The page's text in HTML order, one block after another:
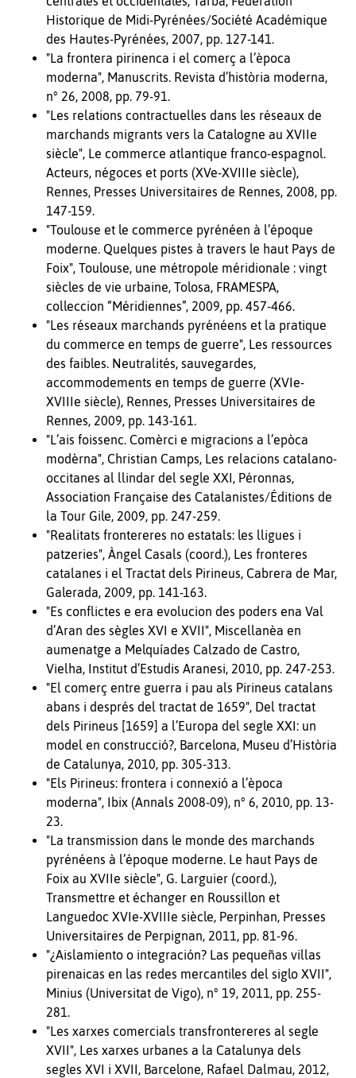
Historique de Midi-Pyrénées/Société Académique
des Hautes-Pyrénées, 2007, pp. 127-141.
"La frontera pirinenca i el comerç a l’època
moderna", Manuscrits. Revista d’història moderna,
n° 26, 2008, pp. 79-91.
"Les relations contractuelles dans les réseaux de
marchands migrants vers la Catalogne au XVIIe
siècle", Le commerce atlantique franco-espagnol.
Acteurs, négoces et ports (XVe-XVIIIe siècle),
Rennes, Presses Universitaires de Rennes, 2008, pp.
147-159.
"Toulouse et le commerce pyrénéen à l’époque
moderne. Quelques pistes à travers le haut Pays de
Foix", Toulouse, une métropole méridionale : vingt
siècles de vie urbaine, Tolosa, FRAMESPA,
colleccion “Méridiennes”, 2009, pp. 457-466.
"Les réseaux marchands pyrénéens et la pratique
du commerce en temps de guerre", Les ressources
des faibles. Neutralités, sauvegardes,
accommodements en temps de guerre (XVIe-
XVIIIe siècle), Rennes, Presses Universitaires de
Rennes, 2009, pp. 143-161.
"L’ais foissenc. Comèrci e migracions a l’epòca
modèrna", Christian Camps, Les relacions catalano-
occitanes al llindar del segle XXI, Péronnas,
Association Française des Catalanistes/Éditions de
la Tour Gile, 2009, pp. 247-259.
"Realitats frontereres no estatals: les lligues i
patzeries", Àngel Casals (coord.), Les fronteres
catalanes i el Tractat dels Pirineus, Cabrera de Mar,
Galerada, 2009, pp. 141-163.
"Es conflictes e era evolucion des poders ena Val
d’Aran des sègles XVI e XVII", Miscellanèa en
aumenatge a Melquíades Calzado de Castro,
Vielha, Institut d’Estudis Aranesi, 2010, pp. 247-253.
"El comerç entre guerra i pau als Pirineus catalans
abans i després del tractat de 1659", Del tractat
dels Pirineus [1659] a l’Europa del segle XXI: un
model en construcció?, Barcelona, Museu d’Història
de Catalunya, 2010, pp. 305-313.
"Els Pirineus: frontera i connexió a l’època
moderna", Ibix (Annals 2008-09), n° 6, 2010, pp. 13-
23.
"La transmission dans le monde des marchands
pyrénéens à l’époque moderne. Le haut Pays de
Foix au XVIIe siècle", G. Larguier (coord.),
Transmettre et échanger en Roussillon et
Languedoc XVIe-XVIIIe siècle, Perpinhan, Presses
Universitaires de Perpignan, 2011, pp. 81-96.
"¿Aislamiento o integración? Las pequeñas villas
pirenaicas en las redes mercantiles del siglo XVII",
Minius (Universitat de Vigo), n° 19, 2011, pp. 255-
281.
"Les xarxes comercials transfrontereres al segle
XVII", Les xarxes urbanes a la Catalunya dels
segles XVI i XVII, Barcelone, Rafael Dalmau, 2012,